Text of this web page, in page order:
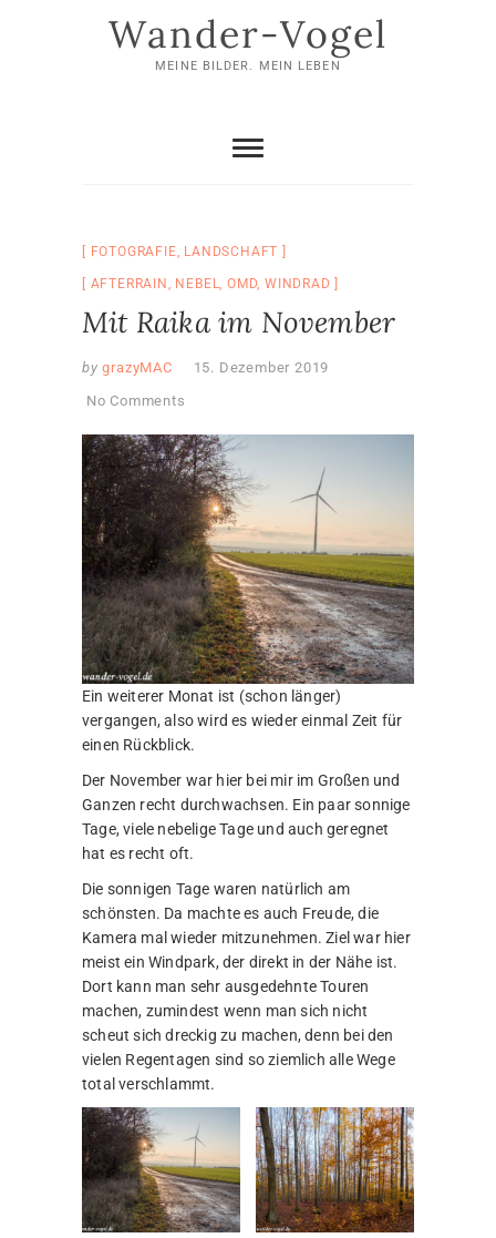
Wander-Vogel
MEINE BILDER. MEIN LEBEN
FOTOGRAFIE, LANDSCHAFT
AFTERRAIN , NEBEL,OMD,WINDRAD
Mit Raika im November
by grazyMAC
15. Dezember 2019
No Comments
Ein weiterer Monat ist (schon länger)
vergangen, also wird es wieder einmal Zeit für
einen Rückblick.
Der November war hier bei mir im Großen und
Ganzen recht durchwachsen. Ein paar sonnige
Tage, viele nebelige Tage und auch geregnet
hat es recht oft.
Die sonnigen Tage waren natürlich am
schönsten. Da machte es auch Freude, die
Kamera mal wieder mitzunehmen. Ziel war hier
meist ein Windpark, der direkt in der Nähe ist.
Dort kann man sehr ausgedehnte Touren
machen, zumindest wenn man sich nicht
scheut sich dreckig zu machen, denn bei den
vielen Regentagen sind so ziemlich alle Wege
total verschlammt.